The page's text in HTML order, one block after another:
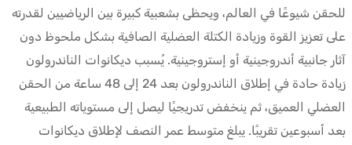
للحقن شيوعًا في العالم، ويحظى بشعبية كبيرة بين الرياضيين لقدرته
على تعزيز القوة وزيادة الكتلة العضلية الصافية بشكل ملحوظ دون
آثار جانبية أندروجينية أو إستروجينية. يُسبب ديكانوات الناندرولون
زيادة حادة في إطلاق الناندرولون بعد 24 إلى 48 ساعة من الحقن
العضلي العميق، ثم ينخفض تدريجيًا ليصل إلى مستوياته الطبيعية
بعد أسبوعين تقريبًا. يبلغ متوسط عمر النصف لإطلاق ديكانوات